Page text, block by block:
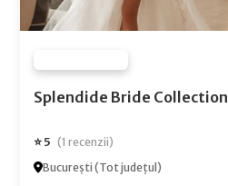
Splendide Bride Collection
⭐ 5 (1 recenzii)
București (Tot județul)